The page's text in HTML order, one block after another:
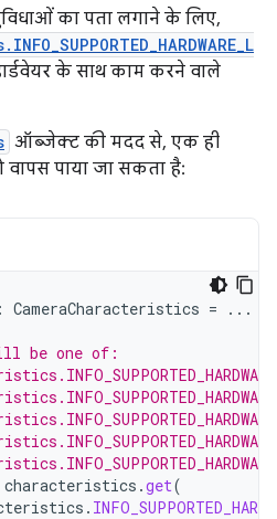
का पता लगाने के लिए,
के साथ काम करने वाले
ऑब्जेक्ट की मदद से, एक ही
पाया जा सकता है:
: CameraCharacteristics = ...
be one of:
characteristics .get(
.